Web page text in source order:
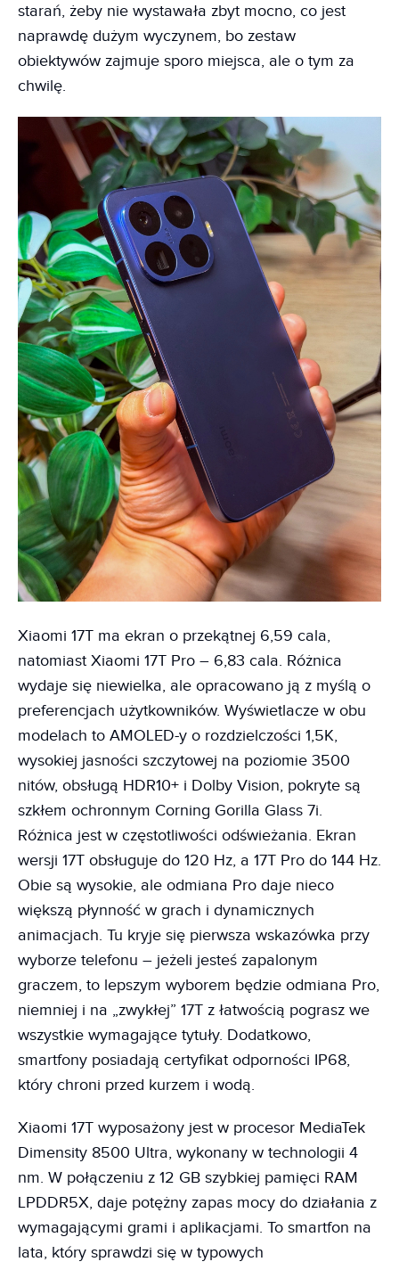
starań, żeby nie wystawała zbyt mocno, co jest
naprawdę dużym wyczynem, bo zestaw
obiektywów zajmuje sporo miejsca, ale o tym za
chwilę.
Xiaomi 17T ma ekran o przekątnej 6,59 cala,
natomiast Xiaomi 17T Pro – 6,83 cala. Różnica
wydaje się niewielka, ale opracowano ją z myślą o
preferencjach użytkowników. Wyświetlacze w obu
modelach to AMOLED-y o rozdzielczości 1,5K,
wysokiej jasności szczytowej na poziomie 3500
nitów, obsługą HDR10+ i Dolby Vision, pokryte są
szkłem ochronnym Corning Gorilla Glass 7i.
Różnica jest w częstotliwości odświeżania. Ekran
wersji 17T obsługuje do 120 Hz, a 17T Pro do 144 Hz.
Obie są wysokie, ale odmiana Pro daje nieco
większą płynność w grach i dynamicznych
animacjach. Tu kryje się pierwsza wskazówka przy
wyborze telefonu – jeżeli jesteś zapalonym
graczem, to lepszym wyborem będzie odmiana Pro,
niemniej i na „zwykłej” 17T z łatwością pograsz we
wszystkie wymagające tytuły. Dodatkowo,
smartfony posiadają certyfikat odporności IP68,
który chroni przed kurzem i wodą.
Xiaomi 17T wyposażony jest w procesor MediaTek
Dimensity 8500 Ultra, wykonany w technologii 4
nm. W połączeniu z 12 GB szybkiej pamięci RAM
LPDDR5X, daje potężny zapas mocy do działania z
wymagającymi grami i aplikacjami. To smartfon na
lata, który sprawdzi się w typowych